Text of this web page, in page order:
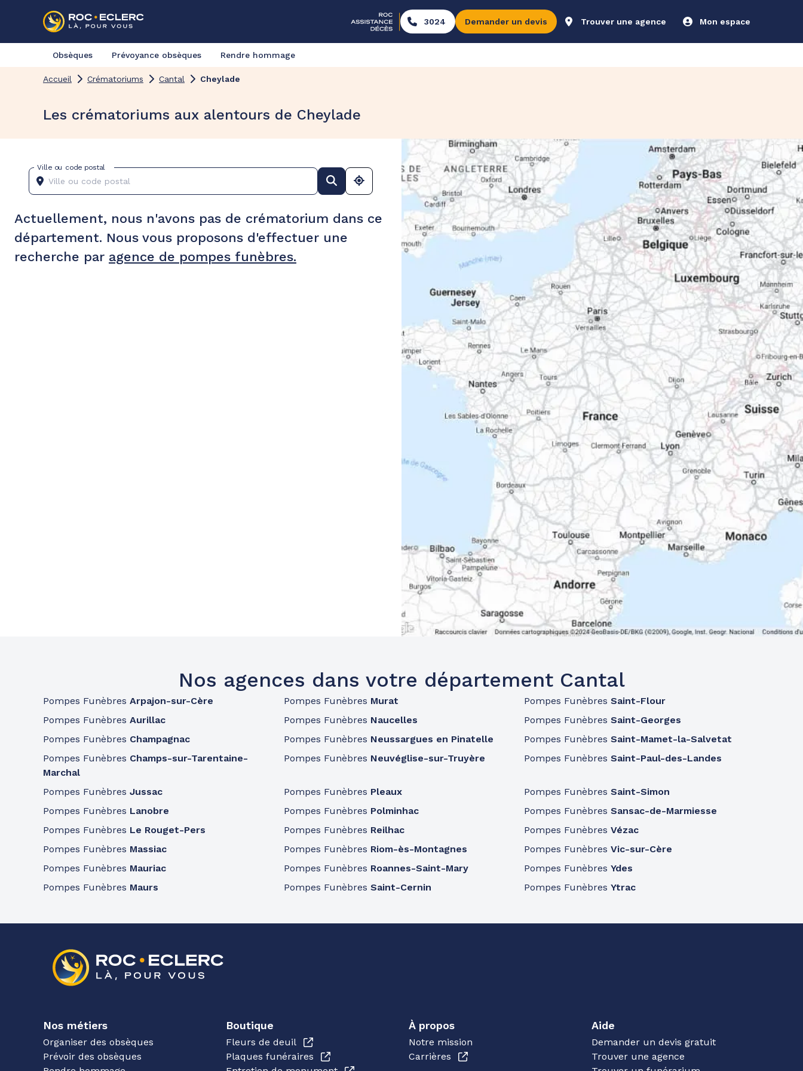
3024 Demander un devis Trouver une agence Mon espace
Obsèques Prévoyance obsèques Rendre hommage
Accueil Crématoriums Cantal Cheylade
Les crématoriums aux alentours de Cheylade
Ville ou code postal
Actuellement, nous n'avons pas de crématorium dans ce
département. Nous vous proposons d'effectuer une
recherche par agence de pompes funèbres.
Nos agences dans votre département Cantal
Pompes Funèbres Arpajon-sur-Cère
Pompes Funèbres Aurillac
Pompes Funèbres Champagnac
Pompes Funèbres Champs-sur-Tarentaine-
Marchal
Pompes Funèbres Jussac
Pompes Funèbres Lanobre
Pompes Funèbres Le Rouget-Pers
Pompes Funèbres Massiac
Pompes Funèbres Mauriac
Pompes Funèbres Maurs
Pompes Funèbres Murat
Pompes Funèbres Naucelles
Pompes Funèbres Neussargues en Pinatelle
Pompes Funèbres Neuvéglise-sur-Truyère
Pompes Funèbres Pleaux
Pompes Funèbres Polminhac
Pompes Funèbres Reilhac
Pompes Funèbres Riom-ès-Montagnes
Pompes Funèbres Roannes-Saint-Mary
Pompes Funèbres Saint-Cernin
Pompes FunèbresSaint-Flour
Pompes FunèbresSaint-Georges
Pompes FunèbresSaint-Mamet-la-Salvetat
Pompes FunèbresSaint-Paul-des-Landes
Pompes FunèbresSaint-Simon
Pompes FunèbresSansac-de-Marmiesse
Pompes FunèbresVézac
Pompes FunèbresVic-sur-Cère
Pompes FunèbresYdes
Pompes FunèbresYtrac
Nos métiers
Organiser des obsèques
Prévoir des obsèques
Boutique
Fleurs de deuil
Plaques funéraires
À propos
Notre mission
Carrières
Aide
Demander un devis gratuit
Trouver une agence